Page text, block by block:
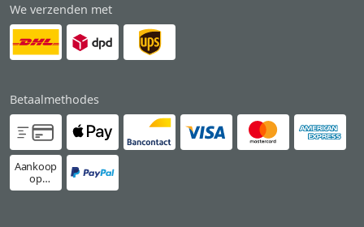
We verzenden met
Betaalmethodes
Aankoop
op
rekening